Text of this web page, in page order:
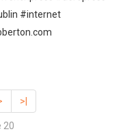
#internet
>|
20